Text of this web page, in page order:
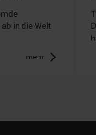
in die Welt
mehr